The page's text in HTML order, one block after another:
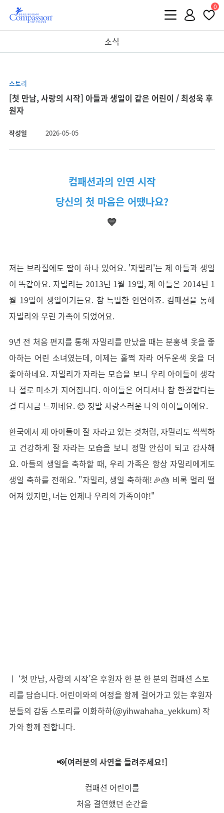
0
소식
스토리
[첫 만남, 사랑의 시작] 아들과 생일이 같은 어린이 / 최성욱 후
원자
작성일 2026-05-05
컴패션과의 인연 시작
당신의 첫 마음은 어땠나요?
💙
저는 브라질에도 딸이 하나 있어요. '자밀리'는 제 아들과 생일
이 똑같아요. 자밀리는 2013년 1월 19일, 제 아들은 2014년 1
월 19일이 생일이거든요. 참 특별한 인연이죠. 컴패션을 통해
자밀리와 우린 가족이 되었어요.
9년 전 처음 편지를 통해 자밀리를 만났을 때는 분홍색 옷을 좋
아하는 어린 소녀였는데, 이제는 훌쩍 자라 어두운색 옷을 더
좋아하네요. 자밀리가 자라는 모습을 보니 우리 아이들이 생각
나 절로 미소가 지어집니다. 아이들은 어디서나 참 한결같다는
걸 다시금 느끼네요. 😊 정말 사랑스러운 나의 아이들이에요.
한국에서 제 아이들이 잘 자라고 있는 것처럼, 자밀리도 씩씩하
고 건강하게 잘 자라는 모습을 보니 정말 안심이 되고 감사해
요. 아들의 생일을 축하할 때, 우리 가족은 항상 자밀리에게도
생일 축하를 전해요. "자밀리, 생일 축하해!🎉🎂 비록 멀리 떨
어져 있지만, 너는 언제나 우리의 가족이야!"
ㅣ ‘첫 만남, 사랑의 시작’은 후원자 한 분 한 분의 컴패션 스토
리를 담습니다. 어린이와의 여정을 함께 걸어가고 있는 후원자
분들의 감동 스토리를 이화하하(@yihwahaha_yekkum) 작
가와 함께 전합니다.
📢[여러분의 사연을 들려주세요!]
컴패션 어린이를
처음 결연했던 순간을